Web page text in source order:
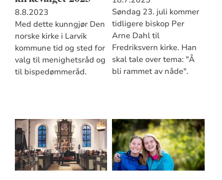
8.8.2023
Med dette kunngjør Den
norske kirke i Larvik
kommune tid og sted for
valg til menighetsråd og
til bispedømmeråd.
Søndag 23. juli kommer
tidligere biskop Per
Arne Dahl til
Fredriksvern kirke. Han
skal tale over tema: "Å
bli rammet av nåde".